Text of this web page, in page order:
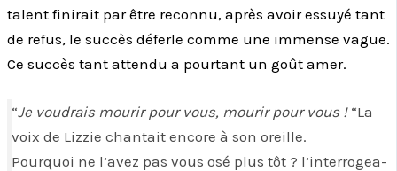
talent finirait par être reconnu, après avoir essuyé tant
de refus, le succès déferle comme une immense vague.
Ce succès tant attendu a pourtant un goût amer.
“Je voudrais mourir pour vous, mourir pour vous !“La
voix de Lizzie chantait encore à son oreille.
Pourquoi ne l’avez pas vous osé plus tôt ? l’interrogea-